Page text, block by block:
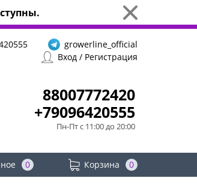
growerline_official
Вход / Регистрация
88007772420
+79096420555
Пн-Пт с 11:00 до 20:00
Корзина 0
0